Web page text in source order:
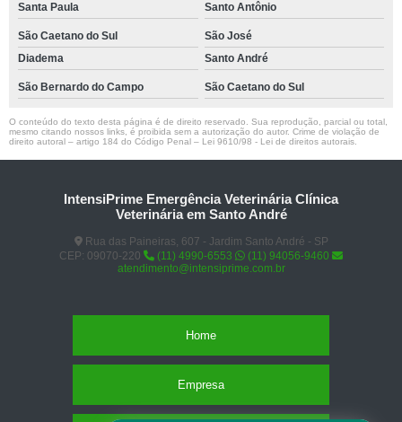
Santa Paula Santo Antônio
São Caetano do Sul
São José
Diadema
Santo André
São Bernardo do Campo São Caetano do Sul
O conteúdo do texto desta página é de direito reservado. Sua reprodução, parcial ou total,
mesmo citando nossos links, é proibida sem a autorização do autor. Crime de violação de
direito autoral – artigo 184 do Código Penal – Lei 9610/98 - Lei de direitos autorais
IntensiPrime Emergência Veterinária Clínica
Veterinária em Santo André
Rua das Paineiras, 607 - Jardim Santo André - SP
CEP: 09070-220
(11) 4990-6553
(11) 94056-9460
atendimento@intensiprime.com.br
Home
Empresa